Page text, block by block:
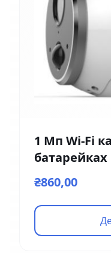
1 Мп Wi-Fi
батарейках
(2мм)
₴860,00